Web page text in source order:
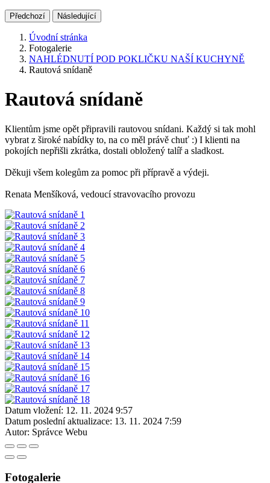
Předchozí Následující
Úvodní stránka
Fotogalerie
NAHLÉDNUTÍ POD POKLIČKU NAŠÍ KUCHYNĚ
Rautová snídaně
Rautová snídaně
Klientům jsme opět připravili rautovou snídani. Každý si tak mohl
vybrat z široké nabídky to, na co měl právě chuť :) I klienti na
pokojích nepřišli zkrátka, dostali obložený talíř a sladkost.
Děkuji všem kolegům za pomoc při přípravě a výdeji.
Renata Menšíková, vedoucí stravovacího provozu
Datum vložení: 12. 11. 2024 9:57
Datum poslední aktualizace: 13. 11. 2024 7:59
Autor: Správce Webu
Fotogalerie